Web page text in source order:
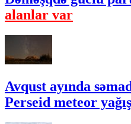
alanlar var
Avqust ayında
Perseid meteor